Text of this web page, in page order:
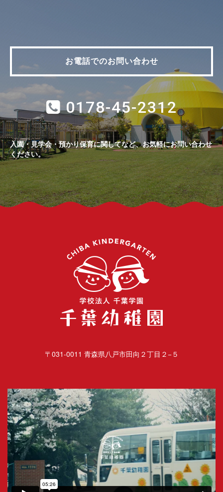
お電話でのお問い合わせ
0178-45-2312
入園・見学会・預かり保育に関してなど、お気軽にお問い合わせ
ください。
〒031-0011 青森県八戸市田向２丁目２−５